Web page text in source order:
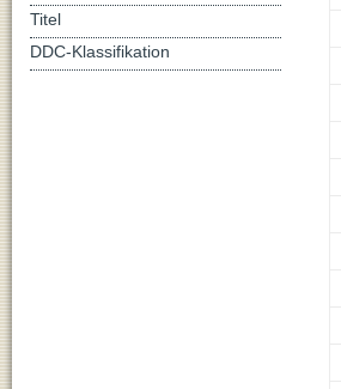
Titel
DDC-Klassifikation